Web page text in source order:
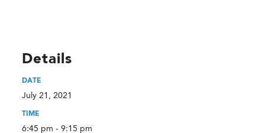
Details
DATE
July 21, 2021
TIME
6:45 pm - 9:15 pm